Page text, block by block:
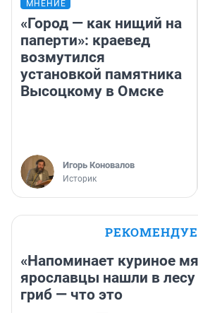
МНЕНИЕ
«Город — как нищий на
паперти»: краевед
возмутился
установкой памятника
Высоцкому в Омске
Игорь Коновалов
Историк
«Напоминает куриное
ярославцы нашли в
гриб — что это